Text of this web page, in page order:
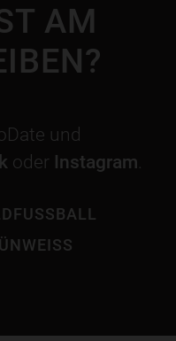
AM
und
oder Instagram.